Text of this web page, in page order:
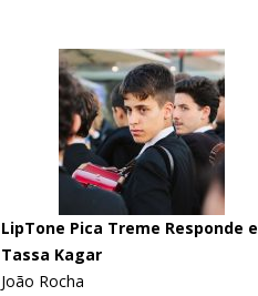
LipTone Pica Treme Responde e
Tassa Kagar
João Rocha